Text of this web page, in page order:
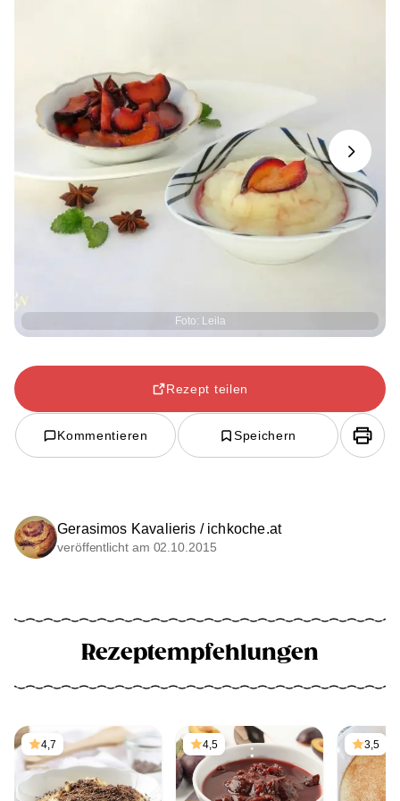
Foto: Leila
Next
Rezept teilen
Kommentieren Speichern
Gerasimos Kavalieris / ichkoche.at
veröffentlicht am 02.10.2015
Rezeptempfehlungen
4,7 4,5 3,5